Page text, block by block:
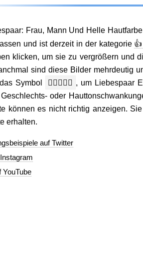
Frau, Mann Und Helle
und ist derzeit in der kategorie
klicken, um sie zu vergrößern und
sind diese Bilder mehrdeutig
Symbol
👩🏻‍❤️‍👨🏻 , um Liebespaar
oder
können es nicht richtig anzeigen.
erhalten.
auf Twitter
Instagram
YouTube